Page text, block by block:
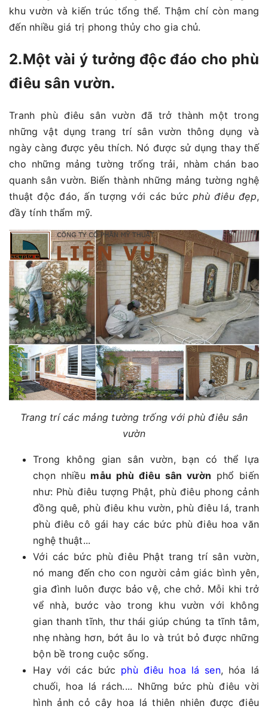
khu vườn và kiến trúc tổng thể. Thậm chí còn mang
đến nhiều giá trị phong thủy cho gia chủ.
2.Một vài ý tưởng độc đáo cho phù
điêu sân vườn.
Tranh phù điêu sân vườn đã trở thành một trong
những vật dụng trang trí sân vườn thông dụng và
ngày càng được yêu thích. Nó được sử dụng thay thế
cho những mảng tường trống trải, nhàm chán bao
quanh sân vườn. Biến thành những mảng tường nghệ
thuật độc đáo, ấn tượng với các bức phù điêu đẹp,
đầy tính thẩm mỹ.
Trang trí các mảng tường trống với phù điêu sân
vườn
Trong không gian sân vườn, bạn có thể lựa
chọn nhiều mẫu phù điêu sân vườn phổ biến
như: Phù điêu tượng Phật, phù điêu phong cảnh
đồng quê, phù điêu khu vườn, phù điêu lá, tranh
phù điêu cô gái hay các bức phù điêu hoa văn
nghệ thuật...
Với các bức phù điêu Phật trang trí sân vườn,
nó mang đến cho con người cảm giác bình yên,
gia đình luôn được bảo vệ, che chở. Mỗi khi trở
vể nhà, bước vào trong khu vườn với không
gian thanh tĩnh, thư thái giúp chúng ta tĩnh tâm,
nhẹ nhàng hơn, bớt âu lo và trút bỏ được những
bộn bề trong cuộc sống.
Hay với các bức phù điêu hoa lá sen, hóa lá
chuối, hoa lá rách.... Những bức phù điêu vời
hình ảnh cỏ cây hoa lá thiên nhiên được điêu